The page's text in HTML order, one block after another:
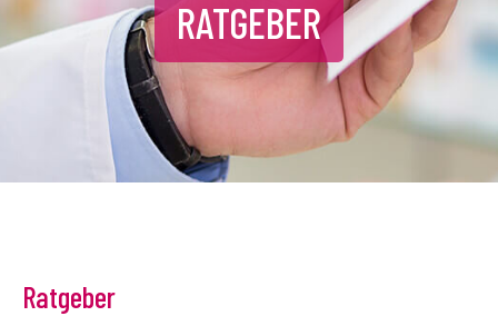
RATGEBER
Ratgeber